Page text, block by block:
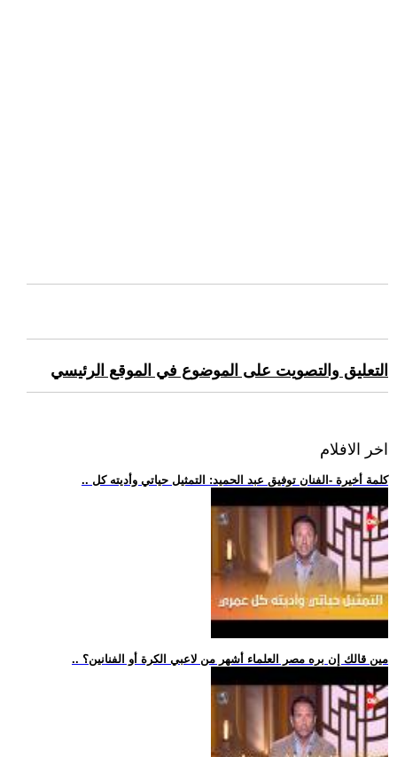
التعليق والتصويت على الموضوع في الموقع الرئيسي
اخر الافلام
.. كلمة أخيرة -الفنان توفيق عبد الحميد: التمثيل حياتي وأديته كل
.. مين قالك إن بره مصر العلماء أشهر من لاعبي الكرة أو الفنانين؟